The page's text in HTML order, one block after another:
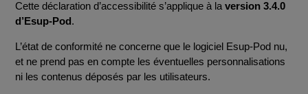
Cette déclaration d’accessibilité s’applique à laversion 3.4.0
d’Esup-Pod .
L’état de conformité ne concerne que le logiciel Esup-Pod nu,
et ne prend pas en compte les éventuelles personnalisations
ni les contenus déposés par les utilisateurs.